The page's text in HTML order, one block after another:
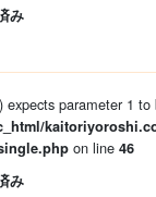
み
expects parameter 1
on line 46
み